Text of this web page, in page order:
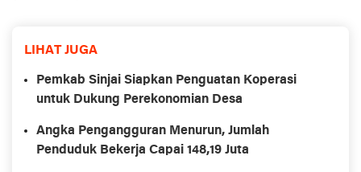
LIHAT JUGA
Pemkab Sinjai Siapkan Penguatan Koperasi
untuk Dukung Perekonomian Desa
Angka Pengangguran Menurun, Jumlah
Penduduk Bekerja Capai 148,19 Juta